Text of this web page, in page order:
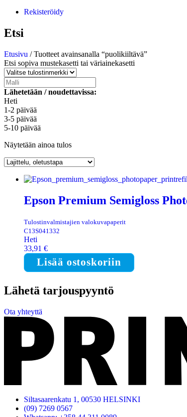
Rekisteröidy
Etsi
Etusivu / Tuotteet avainsanalla “puolikiiltävä”
Etsi sopiva mustekasetti tai väriainekasetti
Lähetetään / noudettavissa:
Heti
1-2 päivää
3-5 päivää
5-10 päivää
Näytetään ainoa tulos
Epson Premium Semigloss
Tulostinvalmistajien valokuvapaperit
C13S041332
Heti
33,91 €
Lisää ostoskoriin
Lähetä tarjouspyyntö
Ota yhteyttä
Siltasaarenkatu 1, 00530 HELSINKI
(09) 7269 0567